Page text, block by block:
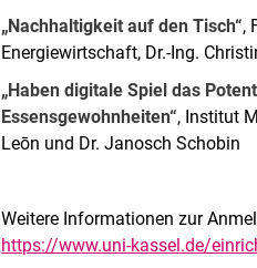
„Nachhaltigkeit auf den Tisch“,
Energiewirtschaft, Dr.-Ing.
„Haben digitale Spiel das
Essensgewohnheiten“, Institut
Leōn und Dr. Janosch Schobin
Weitere Informationen zur
https://www.uni-kassel.de/